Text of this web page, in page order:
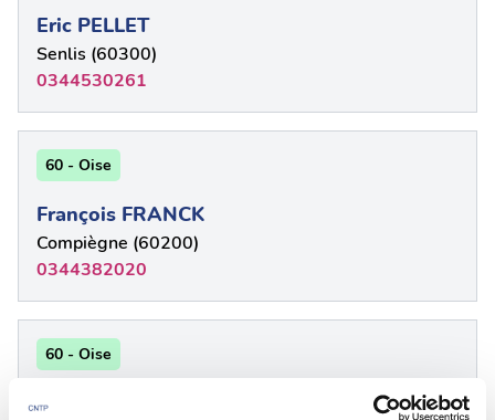
Eric PELLET
Senlis (60300)
0344530261
60 - Oise
François FRANCK
Compiègne (60200)
0344382020
60 - Oise
GABRIEL FRANCOIS